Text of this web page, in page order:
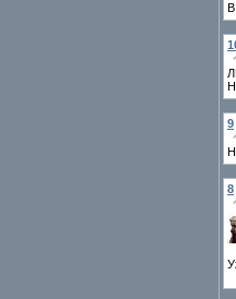
В
9
8